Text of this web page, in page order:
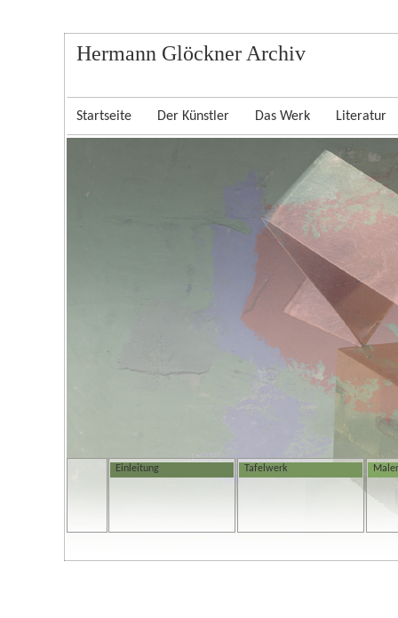
Hermann Glöckner Archiv
Startseite Der Künstler Das Werk Literatur
Einleitung Tafelwerk